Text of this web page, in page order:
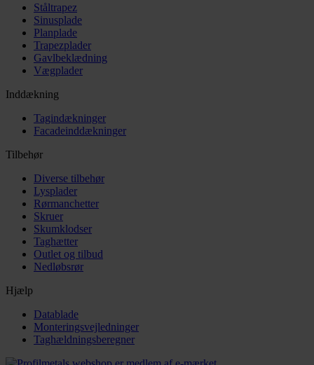
Ståltrapez
Sinusplade
Planplade
Trapezplader
Gavlbeklædning
Vægplader
Inddækning
Tagindækninger
Facadeinddækninger
Tilbehør
Diverse tilbehør
Lysplader
Rørmanchetter
Skruer
Skumklodser
Taghætter
Outlet og tilbud
Nedløbsrør
Hjælp
Datablade
Monteringsvejledninger
Taghældningsberegner